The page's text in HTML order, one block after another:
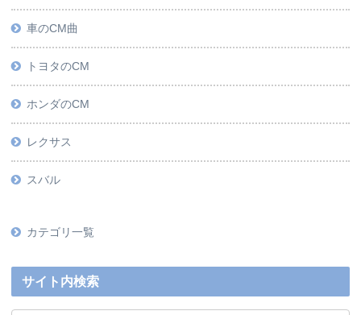
車のCM曲
トヨタのCM
ホンダのCM
レクサス
スバル
カテゴリ一覧
サイト内検索